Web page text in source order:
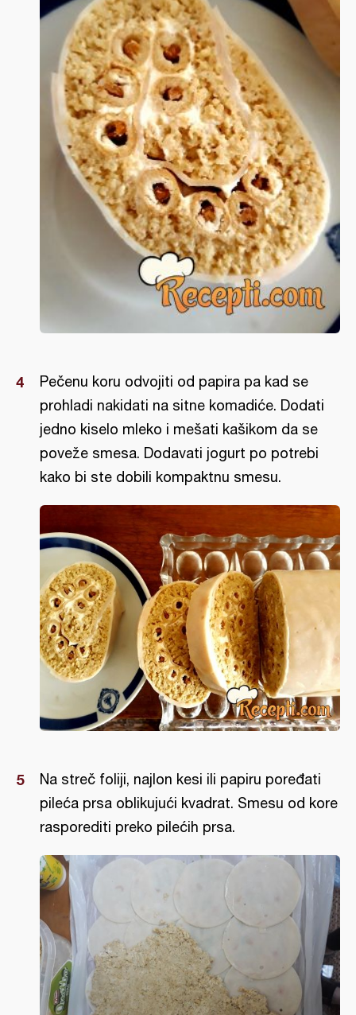
Pečenu koru odvojiti od papira pa kad se
prohladi nakidati na sitne komadiće. Dodati
jedno kiselo mleko i mešati kašikom da se
poveže smesa. Dodavati jogurt po potrebi
kako bi ste dobili kompaktnu smesu.
Na streč foliji, najlon kesi ili papiru poređati
pileća prsa oblikujući kvadrat. Smesu od kore
rasporediti preko pilećih prsa.